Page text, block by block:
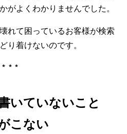
がよくわかりませんでした。
れて困っているお客様が検索
り着けないのです。
***
いていないこと
こない